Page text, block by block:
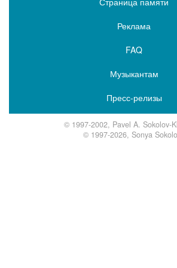
Реклама
FAQ
Музыкантам
Пресс-релизы
© 1997-2002, Pavel A. Sokolov-
© 1997-2026, Sonya